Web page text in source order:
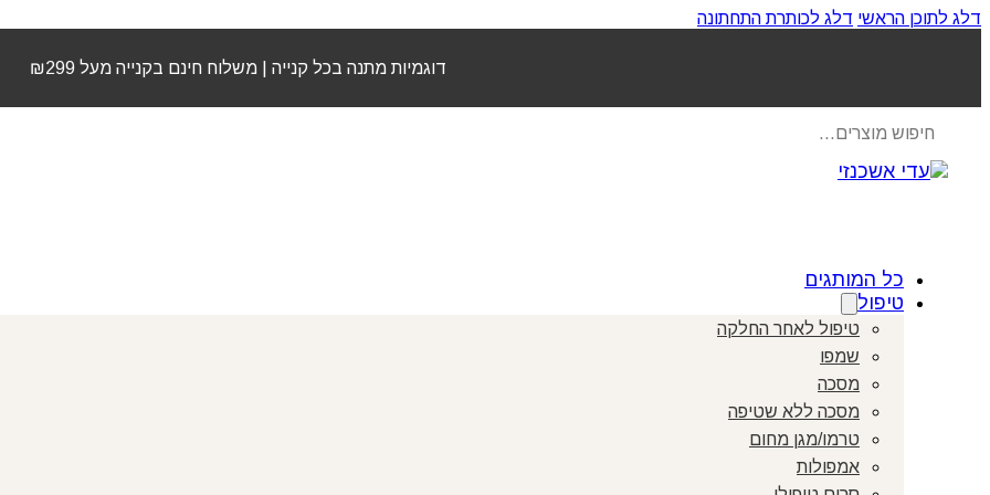
דלג לתוכן הראשי דלג לכותרת התחתונה
דוגמיות מתנה בכל קנייה | משלוח חינם בקנייה מעל ₪299
search
כל המותגים
טיפול
טיפול לאחר החלקה
שמפו
מסכה
מסכה ללא שטיפה
טרמו/מגן מחום
אמפולות